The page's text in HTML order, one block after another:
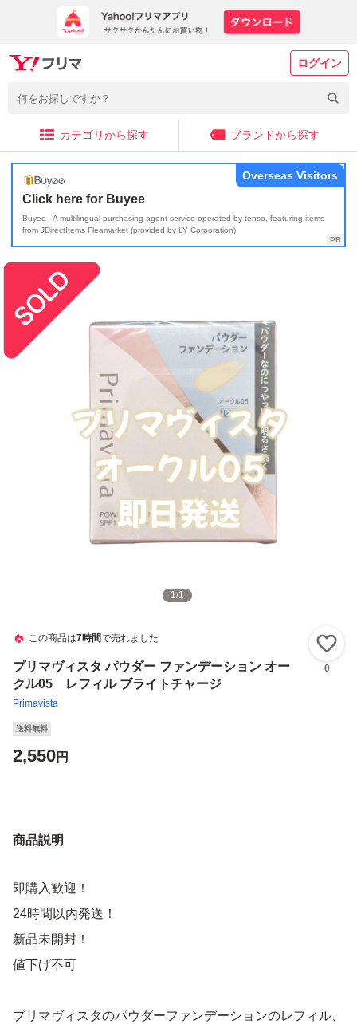
ログイン
カテゴリから探す ブランドから探す
Click here for Buyee
Buyee - A multilingual purchasing agent service operated by tenso, featuring items
from JDirectItems Fleamarket (provided by LY Corporation)
Overseas Visitors
1/1
この商品は7時間で売れました
プリマヴィスタ パウダー ファンデーション オー
クル05 レフィル ブライトチャージ
Primavista
0
送料無料
2,550円
商品説明
即購入歓迎！
24時間以内発送！
新品未開封！
値下げ不可
プリマヴィスタのパウダーファンデーションのレフィル、